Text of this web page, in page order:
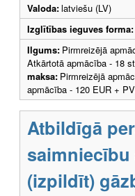
Valoda:latviešu (LV)
Izglītības ieguves forma:
Ilgums: Pirmreizējā
Atkārtotā apmācība - 18
maksa: Pirmreizējā
apmācība - 120 EUR +
Atbildīgā
(izpildīt)